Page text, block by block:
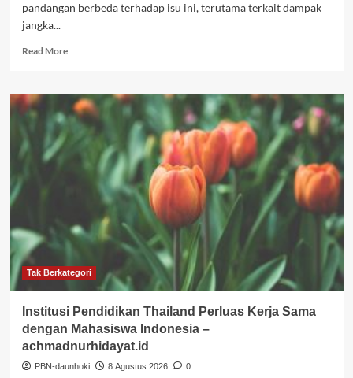
pandangan berbeda terhadap isu ini, terutama terkait dampak
jangka...
Read MoreRead
Kualitas
Pendidikan
Kalah
dari
Singapura,
Menterinya
Cek
Semua
2
nasional.kompas.com
Tak Berkategori
Institusi Pendidikan Thailand Perluas Kerja Sama
dengan Mahasiswa Indonesia –
achmadnurhidayat.id
PBN-daunhoki 8 Agustus 2026 0